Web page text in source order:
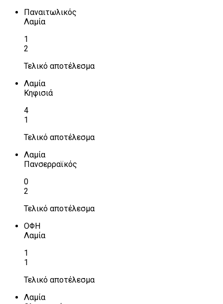
Παναιτωλικός
Λαμία
1
2
Τελικό αποτέλεσμα
Λαμία
Κηφισιά
4
1
Τελικό αποτέλεσμα
Λαμία
Πανσερραϊκός
0
2
Τελικό αποτέλεσμα
ΟΦΗ
Λαμία
1
1
Τελικό αποτέλεσμα
Λαμία